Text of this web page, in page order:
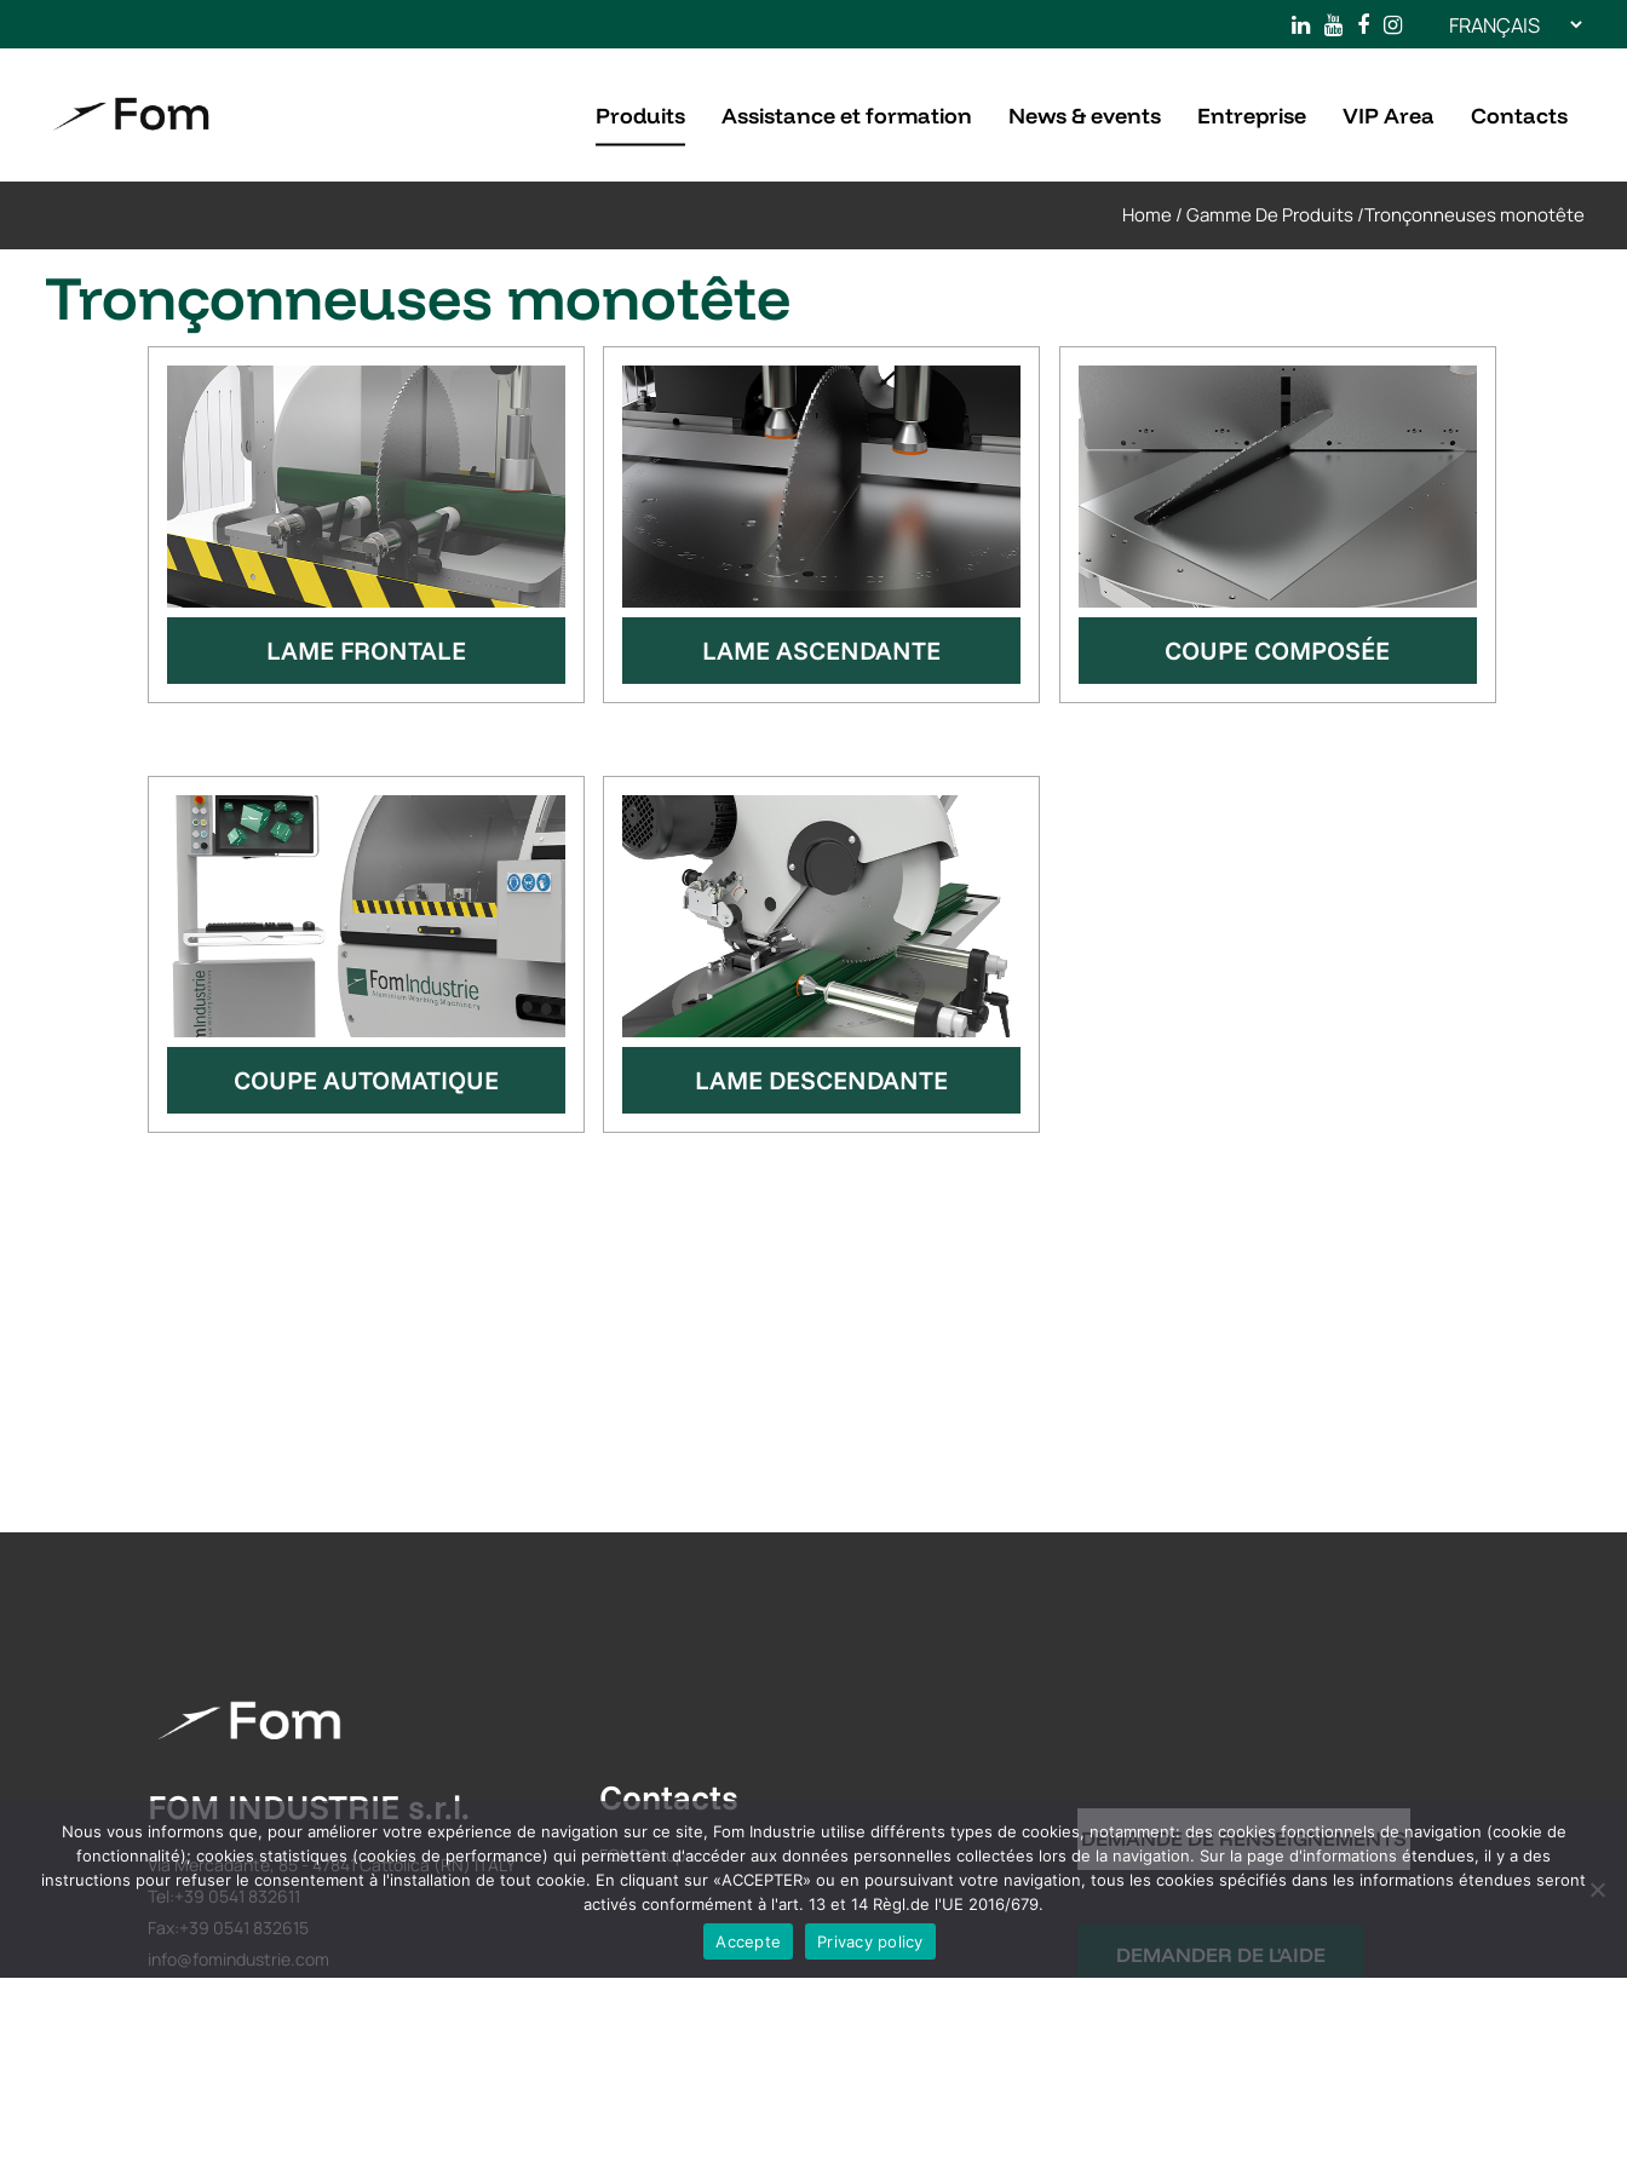
Choisir
une
langue
Produits Assistance et formation News & events Entreprise VIP Area Contacts
Home /Gamme De Produits/Tronçonneuses monotête
Tronçonneuses monotête
LAME FRONTALE LAME ASCENDANTE COUPE COMPOSÉE
COUPE AUTOMATIQUE LAME DESCENDANTE
FOM INDUSTRIE s.r.l.
Via Mercadante, 85 - 47841 Cattolica (RN) ITALY
Tel:+39 0541 832611
Fax:+39 0541 832615
info@fomindustrie.com
Contacts
FOM Group
DEMANDE DE RENSEIGNEMENTS
DEMANDER DE L'AIDE
Nous vous informons que, pour améliorer votre expérience de navigation sur ce site, Fom Industrie utilise différents types de cookies, notamment: des cookies fonctionnels de navigation (cookie de
fonctionnalité); cookies statistiques (cookies de performance) qui permettent d'accéder aux données personnelles collectées lors de la navigation. Sur la page d'informations étendues, il y a des
instructions pour refuser le consentement à l'installation de tout cookie. En cliquant sur «ACCEPTER» ou en poursuivant votre navigation, tous les cookies spécifiés dans les informations étendues seront
activés conformément à l'art. 13 et 14 Règl.de l'UE 2016/679.
Accepte
Privacy policy